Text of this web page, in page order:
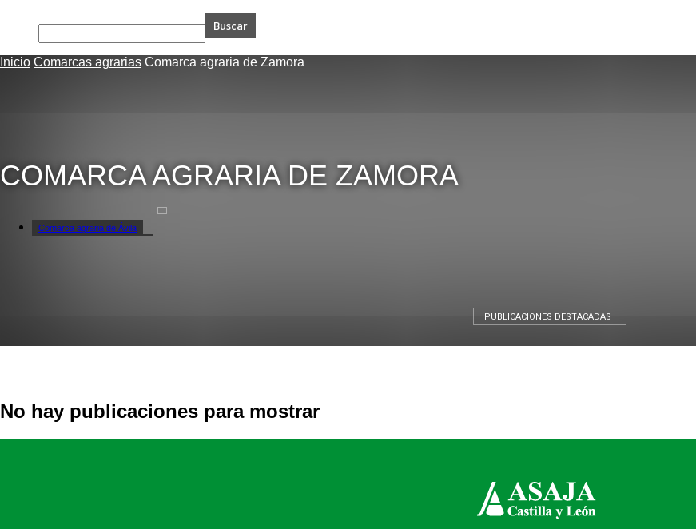
Castilla
Inicio Comarcas agrarias Comarca agraria de Zamora
COMARCA AGRARIA DE ZAMORA
Comarca agraria de Ávila
PUBLICACIONES DESTACADAS
No hay publicaciones para mostrar